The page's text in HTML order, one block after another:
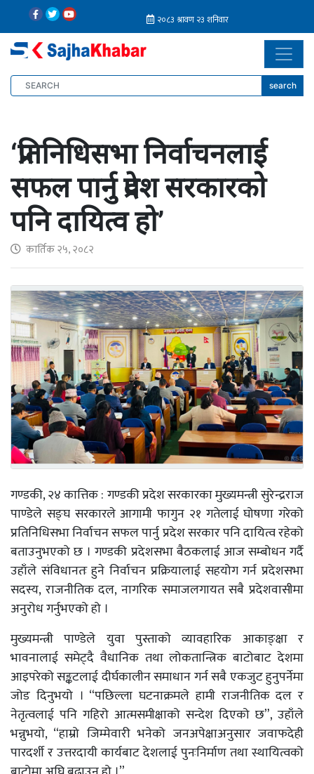
search
‘प्रतिनिधिसभा निर्वाचनलाई
सफल पार्नु प्रदेश सरकारको
पनि दायित्व हो’
कार्तिक २५, २०८२
गण्डकी, २४ कात्तिक : गण्डकी प्रदेश सरकारका मुख्यमन्त्री सुरेन्द्रराज
पाण्डेले सङ्घ सरकारले आगामी फागुन २१ गतेलाई घोषणा गरेको
प्रतिनिधिसभा निर्वाचन सफल पार्नु प्रदेश सरकार पनि दायित्व रहेको
बताउनुभएको छ । गण्डकी प्रदेशसभा बैठकलाई आज सम्बोधन गर्दै
उहाँले संविधानतः हुने निर्वाचन प्रक्रियालाई सहयोग गर्न प्रदेशसभा
सदस्य, राजनीतिक दल, नागरिक समाजलगायत सबै प्रदेशवासीमा
अनुरोध गर्नुभएको हो ।
मुख्यमन्त्री पाण्डेले युवा पुस्ताको व्यावहारिक आकाङ्क्षा र
भावनालाई समेट्दै वैधानिक तथा लोकतान्त्रिक बाटोबाट देशमा
आइपरेको सङ्कटलाई दीर्घकालीन समाधान गर्न सबै एकजुट हुनुपर्नेमा
जोड दिनुभयो । “पछिल्ला घटनाक्रमले हामी राजनीतिक दल र
नेतृत्वलाई पनि गहिरो आत्मसमीक्षाको सन्देश दिएको छ”, उहाँले
भन्नुभयो, “हाम्रो जिम्मेवारी भनेको जनअपेक्षाअनुसार जवाफदेही
पारदर्शी र उत्तरदायी कार्यबाट देशलाई पुनःनिर्माण तथा स्थायित्वको